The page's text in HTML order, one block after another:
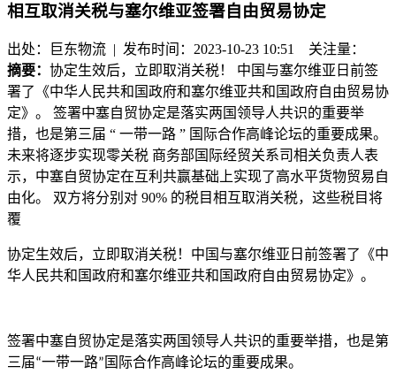
相互取消关税与塞尔维亚签署自由贸易协定
出处：巨东物流 | 发布时间：2023-10-23 10:51 关注量：
摘要： 协定生效后，立即取消关税！ 中国与塞尔维亚日前签
署了《中华人民共和国政府和塞尔维亚共和国政府自由贸易协
定》。 签署中塞自贸协定是落实两国领导人共识的重要举
措，也是第三届 “ 一带一路 ” 国际合作高峰论坛的重要成果。
未来将逐步实现零关税 商务部国际经贸关系司相关负责人表
示，中塞自贸协定在互利共赢基础上实现了高水平货物贸易自
由化。 双方将分别对 90% 的税目相互取消关税，这些税目将
覆
协定生效后，立即取消关税！ 中国与塞尔维亚日前签署了《中
华人民共和国政府和塞尔维亚共和国政府自由贸易协定》。
签署中塞自贸协定是落实两国领导人共识的重要举措，也是第
三届“一带一路” 国际合作高峰论坛的重要成果。